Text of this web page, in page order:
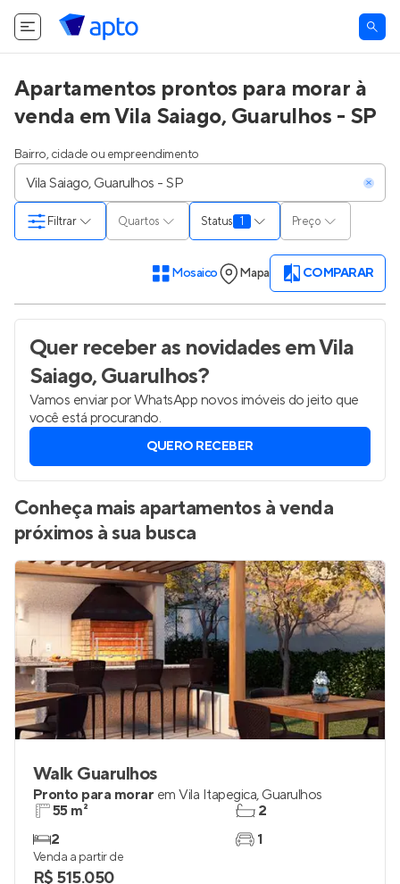
Apartamentos prontos para morar à
venda em Vila Saiago, Guarulhos - SP
Bairro, cidade ou empreendimento
Quartos Status 1 Preço
Filtrar
Mosaico Mapa COMPARAR
Quer receber as novidadesem Vila
Saiago, Guarulhos?
Vamos enviar por WhatsApp novos imóveis do jeito que
você está procurando.
QUERO RECEBER
Conheça mais apartamentos à venda
próximos à sua busca
Walk Guarulhos
Pronto para morar em Vila Itapegica, Guarulhos
55 m²
2
2
1
Venda a partir de
R$ 515.050